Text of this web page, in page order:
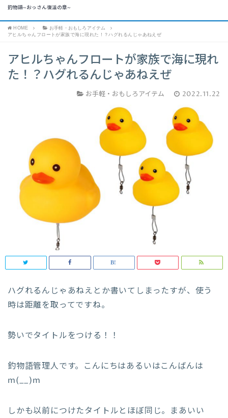
釣物語~おっさん復活の章~
HOME
お手軽・おもしろアイテム
アヒルちゃんフロートが家族で海に現れた！？ハグれるんじゃあねえぜ
アヒルちゃんフロートが家族で海に現れ
た！？ハグれるんじゃあねえぜ
お手軽・おもしろアイテム 2022.11.22
ハグれるんじゃあねえとか書いてしまったすが、使う
時は距離を取ってですね。
勢いでタイトルをつける！！
釣物語管理人です。こんにちはあるいはこんばんは
m(__)m
しかも以前につけたタイトルとほぼ同じ。まあいい